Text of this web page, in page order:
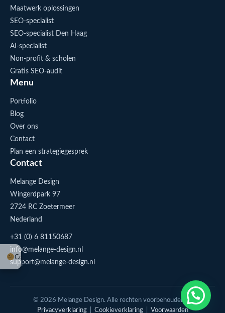
Cookie-instellingen
Stuur me een appje
Maatwerk oplossingen
SEO-specialist
SEO-specialist Den Haag
AI-specialist
Non-profit & scholen
Gratis SEO-audit
Menu
Portfolio
Blog
Over ons
Contact
Plan een strategiegesprek
Contact
Melange Design
Wingerdpark 97
2724 RC Zoetermeer
Nederland
+31 (0) 6 81150687
info@melange-design.nl
support@melange-design.nl
© 2026 Melange Design. Alle rechten voorbehouden. |
Privacyverklaring| Cookieverklaring| Voorwaarden